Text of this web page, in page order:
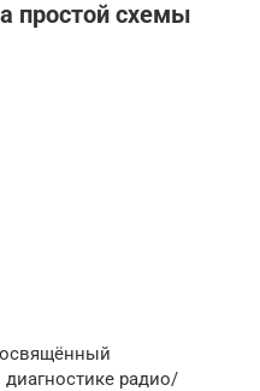
простой схемы
радио/